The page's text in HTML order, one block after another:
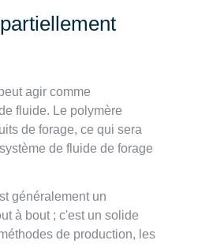
agir comme
fluide. Le polymère
de forage, ce qui sera
de fluide de forage
généralement un
à bout ; c'est un solide
de production, les